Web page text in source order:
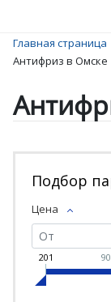
Главная страница
Антифриз в Омске
Подбор
Цена
201